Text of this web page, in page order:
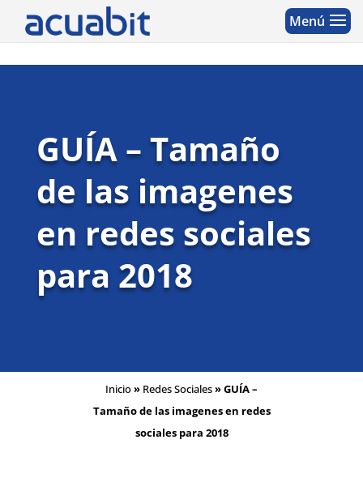
GUÍA – Tamaño
de las imagenes
en redes sociales
para 2018
Inicio» Redes Sociales»GUÍA –
Tamaño de las imagenes en redes
sociales para 2018